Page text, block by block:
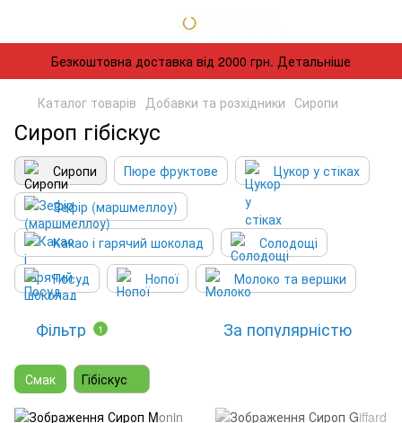
Безкоштовна доставка від 2000 грн. Детальніше
Каталог товарів Добавки та розхідники Сиропи
Сироп гібіскус
Сиропи Пюре фруктове
Цукор у стіках
Зефір (маршмеллоу)
Какао і гарячий шоколад
Солодощі
Посуд
Нопої Молоко та вершки
Фільтр 1 За популярністю
Смак Гібіскус